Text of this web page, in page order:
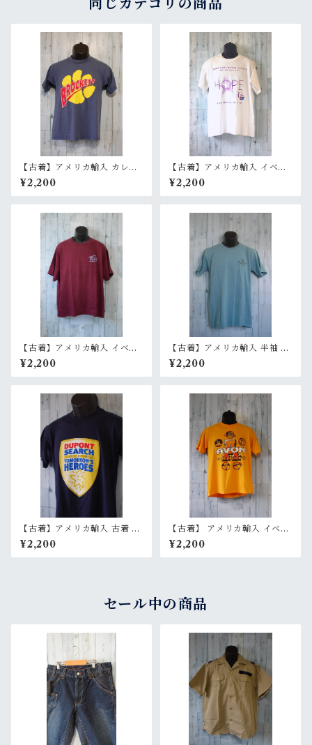
同じカテゴリの商品
【古着】アメリカ輸入 カレッ
ジ Tシャツ Brockett Elemen
tary School メンズ S相当 ネ
イビー RankB
¥2,200
【古着】アメリカ輸入 イベン
ト 半袖 Tシャツ プリント Rel
ay for life メンズ L ホワイト
RankC
¥2,200
【古着】アメリカ輸入 イベン
ト 半袖 Tシャツ バックプリン
ト メンズXL レッド系 バーガ
ンディ/ワインレッド RankB
¥2,200
【古着】アメリカ輸入 半袖 T
シャツ バックプリント メンズ
S ライトブルー（水色） Rank
B
¥2,200
【古着】アメリカ輸入 古着 イ
ベント 半袖 Tシャツ（DUPO
NT）メンズ S ネイビー Rank
B
¥2,200
【古着】 アメリカ輸入 イベン
ト 半袖 Tシャツ Avon Oriole
Athletics メンズ S イエロー
RankB
¥2,200
セール中の商品